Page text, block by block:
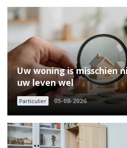
Particulier 05-08-2026
Uw woning is misschien
uw leven wel